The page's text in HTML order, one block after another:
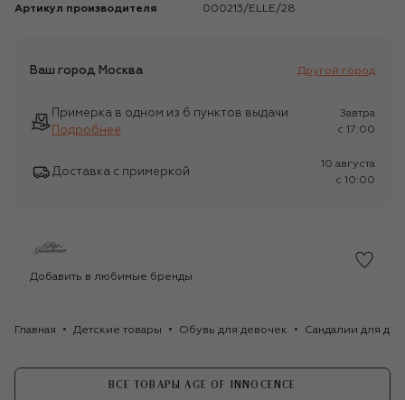
Артикул производителя 000213/ELLE/28
Ваш город Москва Другой город
Примерка в одном из 6 пунктов выдачи
Подробнее
Завтра
c 17:00
Доставка с примеркой
10 августа
c 10:00
Добавить в любимые бренды
Главная Детские товары Обувь для девочек Сандалии для
ВСЕ ТОВАРЫ AGE OF INNOCENCE